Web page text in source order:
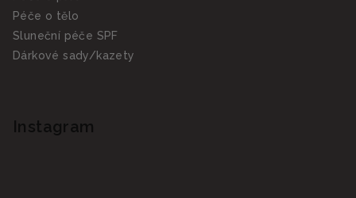
Péče o tělo
Sluneční péče SPF
Dárkové sady/kazety
Instagram